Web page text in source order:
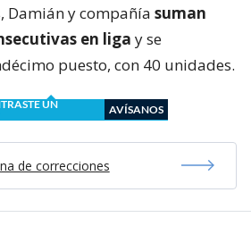
Damián y compañía suman
en liga y se
puesto, con 40 unidades.
UN
AVÍSANOS
de correcciones